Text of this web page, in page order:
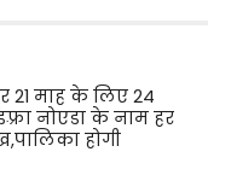
21 माह के लिए 24
नोएडा के नाम हर
होगी